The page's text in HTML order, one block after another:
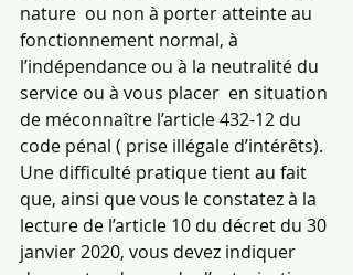
nature  ou non à porter atteinte au
fonctionnement normal, à
l’indépendance ou à la neutralité du
service ou à vous placer  en situation
de méconnaître l’article 432-12 du
code pénal ( prise illégale d’intérêts).
Une difficulté pratique tient au fait
que, ainsi que vous le constatez à la
lecture de l’article 10 du décret du 30
janvier 2020, vous devez indiquer